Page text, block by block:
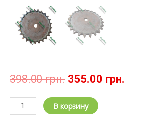
398.00грн. Первоначальная
составляла
398.00 грн..
355.00 грн.
Количество
товара
В корзину